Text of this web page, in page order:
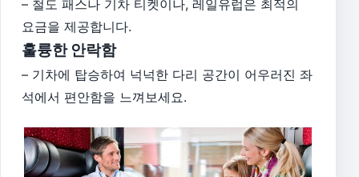
– 철도 패스나 기차 티켓이나, 레일유럽은 최적의
요금을 제공합니다.
훌륭한 안락함
– 기차에 탑승하여 넉넉한 다리 공간이 어우러진 좌
석에서 편안함을 느껴보세요.